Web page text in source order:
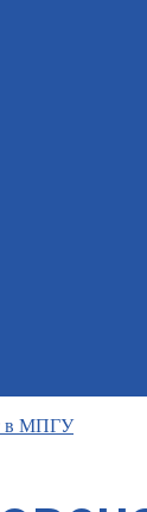
в МПГУ